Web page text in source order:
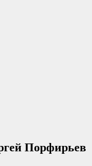
Порфирьев